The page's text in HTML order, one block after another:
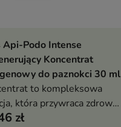
Dodaj do koszyka
Api-Podo Intense
Koncentrat
do paznokci 30 ml
to kompleksowa
która przywraca zdrowy
i siłę osłabionym
zł